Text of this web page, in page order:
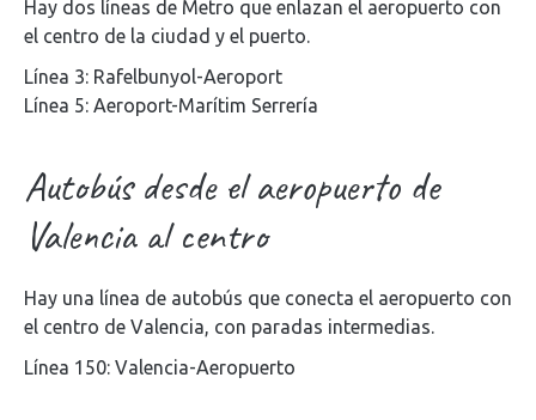
Hay dos líneas de Metro que enlazan el aeropuerto con
el centro de la ciudad y el puerto.
Línea 3: Rafelbunyol-Aeroport
Línea 5: Aeroport-Marítim Serrería
Autobús desde el aeropuerto de
Valencia al centro
Hay una línea de autobús que conecta el aeropuerto con
el centro de Valencia, con paradas intermedias.
Línea 150: Valencia-Aeropuerto